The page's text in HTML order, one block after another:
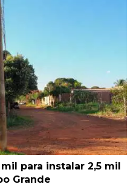
para instalar 2,5 mil
Grande